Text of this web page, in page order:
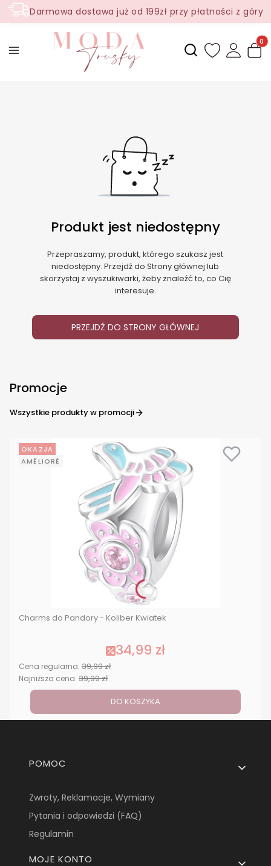
Darmowa dostawa już od 199zł przy płatności z góry
Otwórz
Produkt jest niedostępny
Przepraszamy, produkt, którego szukasz jest
niedostępny. Przejdź do Strony głównej lub
skorzystaj z wyszukiwarki, żeby znaleźć to, co Cię
interesuje.
PRZEJDŹ DO STRONY GŁÓWNEJ
Promocje
Wszystkie produkty w promocji
OKAZJA
AMÉLIORÉ
Charms do Pandory - Koliber Kwiatek
34,99 zł
Cena regularna: 39,99 zł
Najniższa cena: 39,99 zł
DO KOSZYKA
Linki w stopce
POMOC
Zwroty, Reklamacje, Wymiany
Pytania i odpowiedzi (FAQ)
Regulamin
MOJE KONTO